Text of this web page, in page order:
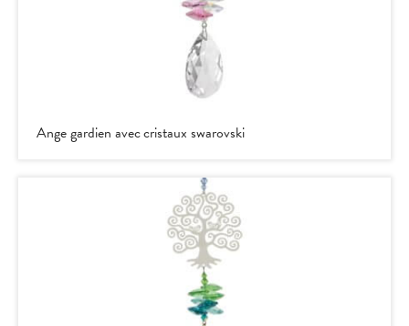
Ange gardien avec cristaux swarovski